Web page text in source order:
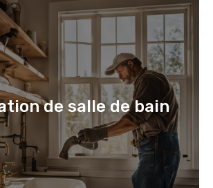
de salle de bain